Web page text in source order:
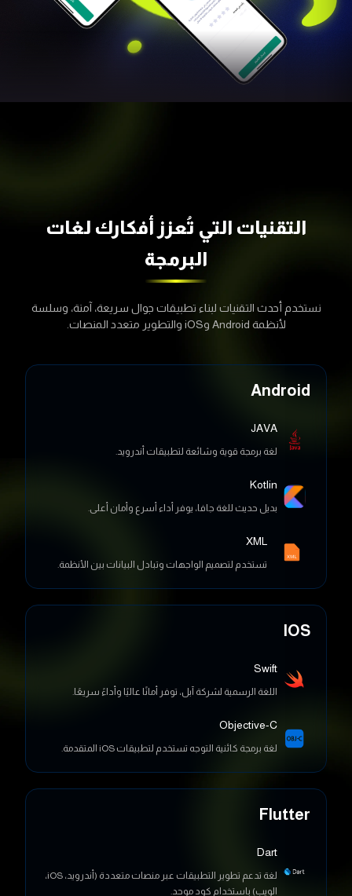
البرمجة
نستخدم أحدث التقنيات لبناء تطبيقات جوال سريعة، آمنة، وسلسة
Android
JAVA
لغة برمجة قوية وشائعة لتطبيقات أندرويد.
Kotlin
بديل حديث للغة جافا، يوفر أداء أسرع وأمان أعلى.
XML
تستخدم لتصميم الواجهات وتبادل البيانات بين الأنظمة.
IOS
اللغة الرسمية لشركة آبل، توفر أمانًا عاليًا وأداءً سريعًا.
Objective-C
لغة برمجة كائنية التوجه تستخدم لتطبيقات iOS المتقدمة.
Flutter
Dart